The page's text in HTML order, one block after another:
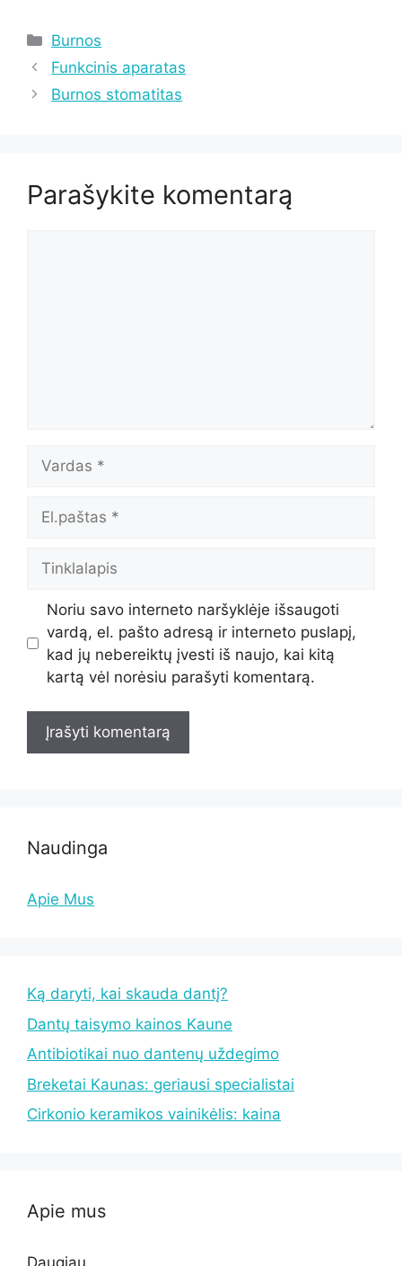
Kategorijos
Burnos
Funkcinis aparatas
Burnos stomatitas
Parašykite komentarą
Noriu savo interneto naršyklėje išsaugoti
vardą, el. pašto adresą ir interneto puslapį,
kad jų nebereiktų įvesti iš naujo, kai kitą
kartą vėl norėsiu parašyti komentarą.
Naudinga
Apie Mus
Ką daryti, kai skauda dantį?
Dantų taisymo kainos Kaune
Antibiotikai nuo dantenų uždegimo
Breketai Kaunas: geriausi specialistai
Cirkonio keramikos vainikėlis: kaina
Apie mus